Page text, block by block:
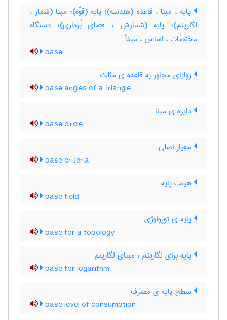
پایه ، مبنا ، قاعده (هندسه)؛ پایه (قوّه)؛ مبنا (شمار ،
لگاریتم)؛ پایه (شمارش ، فضای بُرداری)؛ دستگاه
مختصّات ، اساس ، مبدأ
base
زوایای مجاور به قاعده ی مثلث
base angles of a triangle
دایره ی مبنا
base circle
معیار اصلی
base criteria
هیئت پایه
base field
پایه ی توپولوژی
base for a topology
پایه برای لگاریتم ، مبنای لگاریتم
base for logarithm
سطح پایه ی مصرف
base level of consumption